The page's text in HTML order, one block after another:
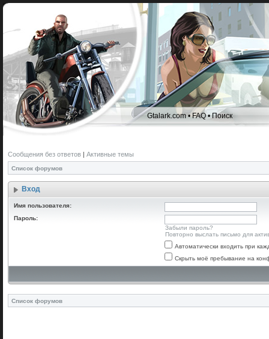
Gtalark.com •FAQ•Поиск
Сообщения без ответов | Активные темы
Список форумов
Вход
Имя пользователя:
Пароль:
Забыли пароль?
Повторно выслать письмо для
Автоматически входить при
Скрыть моё пребывание на
Список форумов